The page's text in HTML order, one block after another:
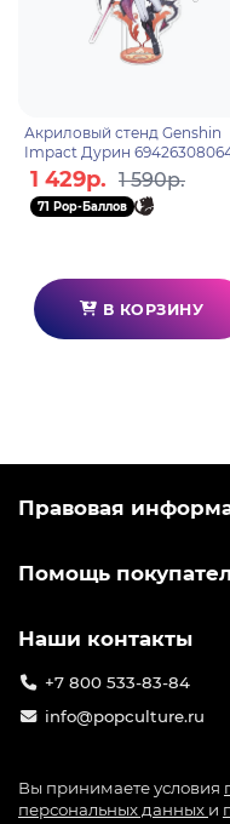
Акриловый стенд Genshin
Impact Дурин
1 429р. 1 590р.
71 Pop-Баллов
В КОРЗИНУ
Правовая
Помощь
Наши контакты
+7 800 533-83-84
info@popculture.ru
Вы принимаете условия
персональных данных и